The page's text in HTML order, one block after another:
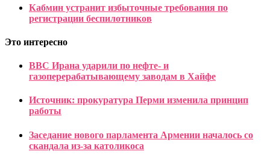
Кабмин устранит избыточные требования по
регистрации беспилотников
Это интересно
ВВС Ирана ударили по нефте- и
газоперерабатывающему заводам в Хайфе
Источник: прокуратура Перми изменила принцип
работы
Заседание нового парламента Армении началось со
скандала из-за католикоса